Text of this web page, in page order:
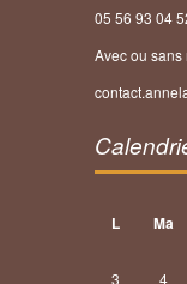
05 56 93 04
Avec ou
L Ma
3
4